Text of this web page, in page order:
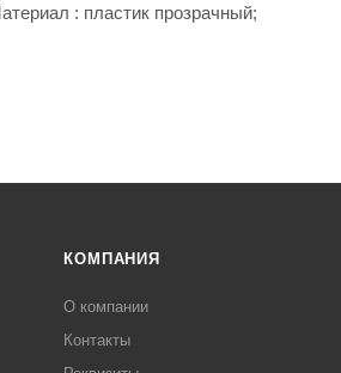
: пластик прозрачный;
КОМПАНИЯ
О компании
Контакты